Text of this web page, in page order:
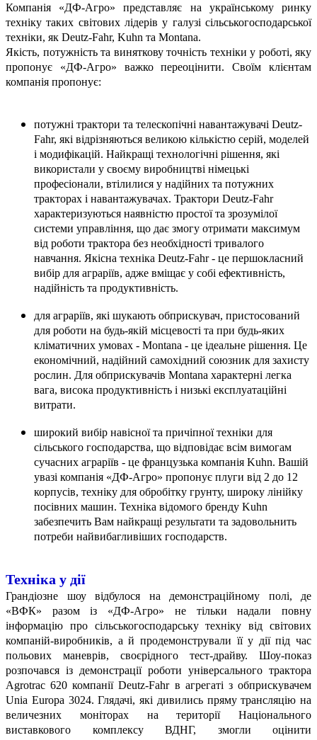
Компанія «ДФ-Агро» представляє на українському ринку
техніку таких світових лідерів у галузі сільськогосподарської
техніки, як Deutz-Fahr, Kuhn та Montana.
Якість, потужність та виняткову точність техніки у роботі, яку
пропонує «ДФ-Агро» важко переоцінити. Своїм клієнтам
компанія пропонує:
потужні трактори та телескопічні навантажувачі Deutz-
Fahr, які відрізняються великою кількістю серій, моделей
і модифікацій. Найкращі технологічні рішення, які
використали у своєму виробництві німецькі
професіонали, втілилися у надійних та потужних
тракторах і навантажувачах. Трактори Deutz-Fahr
характеризуються наявністю простої та зрозумілої
системи управління, що дає змогу отримати максимум
від роботи трактора без необхідності тривалого
навчання. Якісна техніка Deutz-Fahr - це першокласний
вибір для аграріїв, адже вміщає у собі ефективність,
надійність та продуктивність.
для аграріїв, які шукають обприскувач, пристосований
для роботи на будь-якій місцевості та при будь-яких
кліматичних умовах - Montana - це ідеальне рішення. Це
економічний, надійний самохідний союзник для захисту
рослин. Для обприскувачів Montana характерні легка
вага, висока продуктивність і низькі експлуатаційні
витрати.
широкий вибір навісної та причіпної техніки для
сільського господарства, що відповідає всім вимогам
сучасних аграріїв - це французька компанія Kuhn. Вашій
увазі компанія «ДФ-Агро» пропонує плуги від 2 до 12
корпусів, техніку для обробітку грунту, широку лінійку
посівних машин. Техніка відомого бренду Kuhn
забезпечить Вам найкращі результати та задовольнить
потреби найвибагливіших господарств.
Техніка у дії
Грандіозне шоу відбулося на демонстраційному полі, де
«ВФК» разом із «ДФ-Агро» не тільки надали повну
інформацію про сільськогосподарську техніку від світових
компаній-виробників, а й продемонстрували її у дії під час
польових маневрів, своєрідного тест-драйву. Шоу-показ
розпочався із демонстрації роботи універсального трактора
Agrotrac 620 компанії Deutz-Fahr в агрегаті з обприскувачем
Unia Europa 3024. Глядачі, які дивились пряму трансляцію на
величезних моніторах на території Національного
виставкового комплексу ВДНГ, змогли оцінити